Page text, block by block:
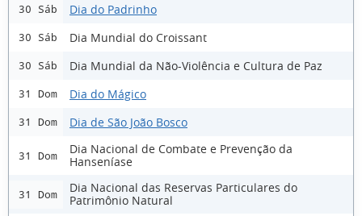
30 Sáb Dia do Padrinho
30 Sáb Dia Mundial do Croissant
30 Sáb Dia Mundial da Não-Violência e Cultura de Paz
31 Dom Dia do Mágico
31 Dom Dia de São João Bosco
31 Dom
Dia Nacional de Combate e Prevenção da
Hanseníase
31 Dom
Dia Nacional das Reservas Particulares do
Patrimônio Natural